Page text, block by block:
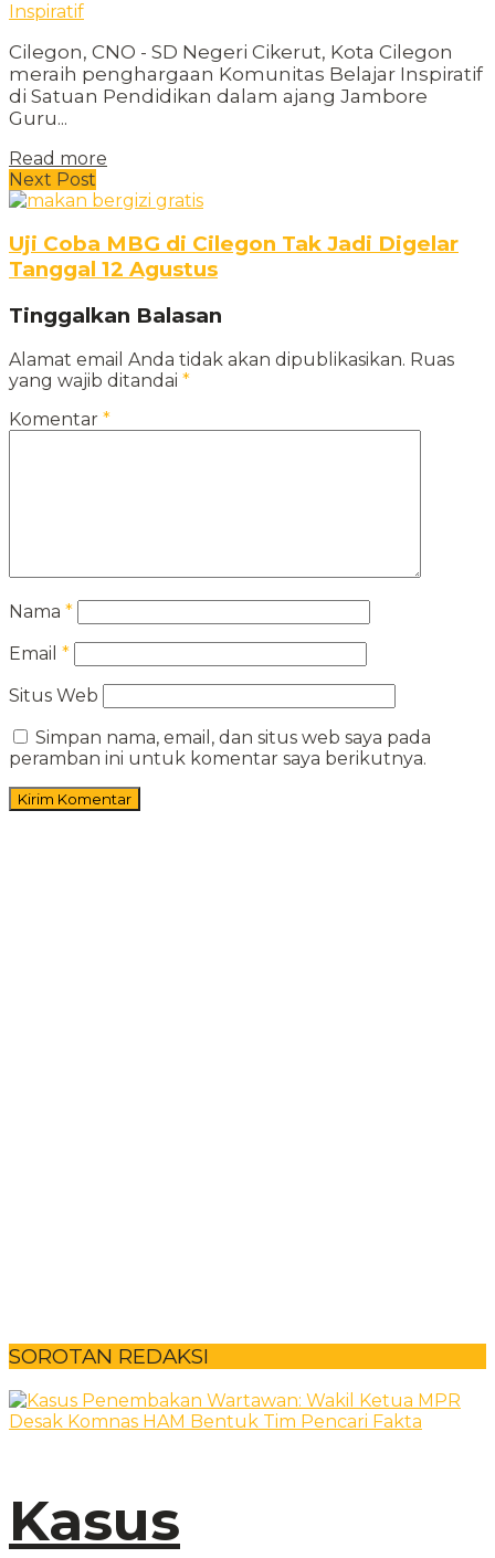
Cilegon, CNO - SD Negeri Cikerut, Kota Cilegon
meraih penghargaan Komunitas Belajar Inspiratif
di Satuan Pendidikan dalam ajang Jambore
Guru...
Read more
Next Post
Uji Coba MBG di Cilegon Tak Jadi Digelar
Tanggal 12 Agustus
Tinggalkan Balasan
Alamat email Anda tidak akan dipublikasikan. Ruas
yang wajib ditandai *
Komentar *
Nama *
Email *
Situs Web
Simpan nama, email, dan situs web saya pada
peramban ini untuk komentar saya berikutnya.
SOROTAN REDAKSI
Kasus